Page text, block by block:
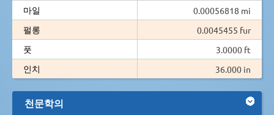
마일
0.00056818 mi
펄롱
0.0045455 fur
풋
3.0000 ft
인치
36.000 in
천문학의